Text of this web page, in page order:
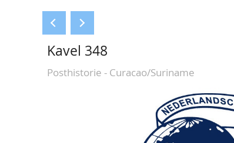
Kavel 348
Posthistorie - Curacao/Suriname